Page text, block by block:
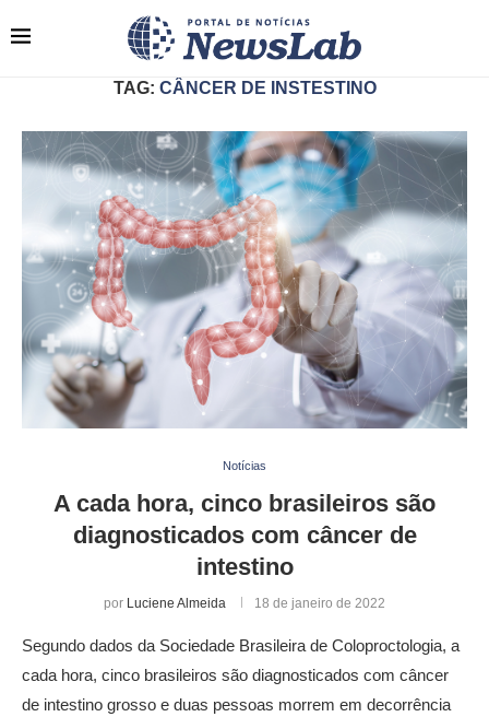
TAG: CÂNCER DE INSTESTINO
Notícias
A cada hora, cinco brasileiros são
diagnosticados com câncer de
intestino
por Luciene Almeida 18 de janeiro de 2022
Segundo dados da Sociedade Brasileira de Coloproctologia, a
cada hora, cinco brasileiros são diagnosticados com câncer
de intestino grosso e duas pessoas morrem em decorrência